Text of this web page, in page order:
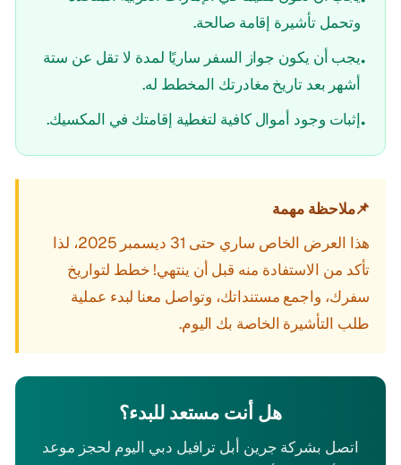
وتحمل تأشيرة إقامة صالحة.
•يجب أن يكون جواز السفر ساريًا لمدة لا تقل عن ستة
أشهر بعد تاريخ مغادرتك المخطط له.
•إثبات وجود أموال كافية لتغطية إقامتك في المكسيك.
📌ملاحظة مهمة
هذا العرض الخاص ساري حتى 31 ديسمبر 2025، لذا
تأكد من الاستفادة منه قبل أن ينتهي! خطط لتواريخ
سفرك، واجمع مستنداتك، وتواصل معنا لبدء عملية
طلب التأشيرة الخاصة بك اليوم.
هل أنت مستعد للبدء؟
اتصل بشركة جرين أبل ترافيل دبي اليوم لحجز موعد